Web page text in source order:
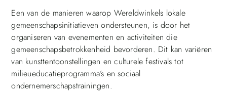
Een van de manieren waarop Wereldwinkels lokale
gemeenschapsinitiatieven ondersteunen, is door het
organiseren van evenementen en activiteiten die
gemeenschapsbetrokkenheid bevorderen. Dit kan variëren
van kunsttentoonstellingen en culturele festivals tot
milieueducatieprogramma’s en sociaal
ondernemerschapstrainingen.